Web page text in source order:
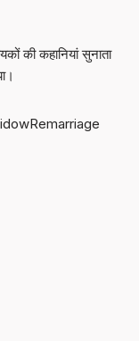
की कहानियां सुनाता